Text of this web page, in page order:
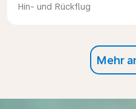
Hin- und Rückflug
Mehr